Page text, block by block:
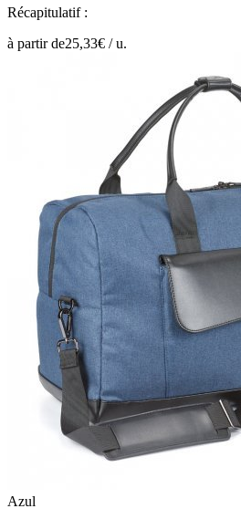
Récapitulatif :
à partir de25,33€ /u.
Azul